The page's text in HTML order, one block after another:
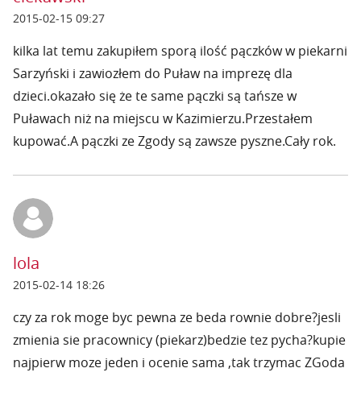
2015-02-15 09:27
kilka lat temu zakupiłem sporą ilość pączków w piekarni
Sarzyński i zawiozłem do Puław na imprezę dla
dzieci.okazało się że te same pączki są tańsze w
Puławach niż na miejscu w Kazimierzu.Przestałem
kupować.A pączki ze Zgody są zawsze pyszne.Cały rok.
lola
2015-02-14 18:26
czy za rok moge byc pewna ze beda rownie dobre?jesli
zmienia sie pracownicy (piekarz)bedzie tez pycha?kupie
najpierw moze jeden i ocenie sama ,tak trzymac ZGoda